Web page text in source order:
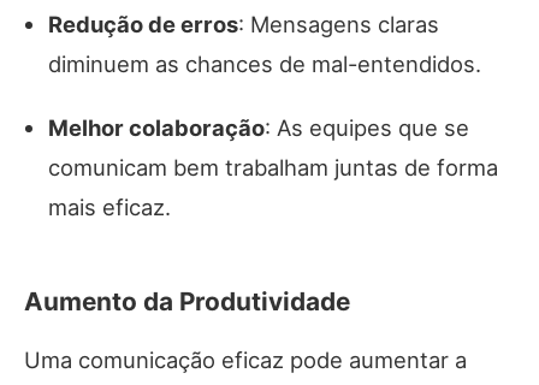
Redução de erros: Mensagens claras
diminuem as chances de mal-entendidos.
Melhor colaboração: As equipes que se
comunicam bem trabalham juntas de forma
mais eficaz.
Aumento da Produtividade
Uma comunicação eficaz pode aumentar a